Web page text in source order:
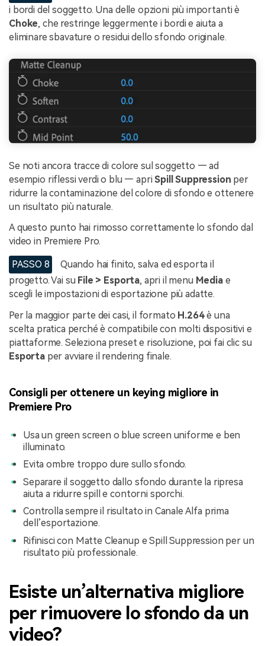
i bordi del soggetto. Una delle opzioni più importanti è
Choke, che restringe leggermente i bordi e aiuta a
eliminare sbavature o residui dello sfondo originale.
Se noti ancora tracce di colore sul soggetto — ad
esempio riflessi verdi o blu — apriSpill Suppression per
ridurre la contaminazione del colore di sfondo e ottenere
un risultato più naturale.
A questo punto hai rimosso correttamente lo sfondo dal
video in Premiere Pro.
PASSO 8
Quando hai finito, salva ed esporta il
progetto. Vai su File > Esporta, apri il menu Mediae
scegli le impostazioni di esportazione più adatte.
Per la maggior parte dei casi, il formato H.264è una
scelta pratica perché è compatibile con molti dispositivi e
piattaforme. Seleziona preset e risoluzione, poi fai clic su
Esportaper avviare il rendering finale.
Consigli per ottenere un keying migliore in
Premiere Pro
Usa un green screen o blue screen uniforme e ben
illuminato.
Evita ombre troppo dure sullo sfondo.
Separare il soggetto dallo sfondo durante la ripresa
aiuta a ridurre spill e contorni sporchi.
Controlla sempre il risultato in Canale Alfa prima
dell’esportazione.
Rifinisci con Matte Cleanup e Spill Suppression per un
risultato più professionale.
Esiste un’alternativa migliore
per rimuovere lo sfondo da un
video?